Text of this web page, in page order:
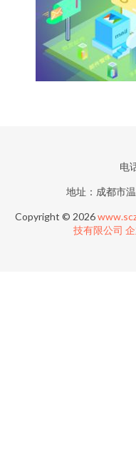
电
地址：成都市
Copyright © 2026
技有限公司